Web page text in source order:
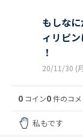
もしな
ィリピ
！
20/11/30 (
0 コイン0件のコメ
私もです